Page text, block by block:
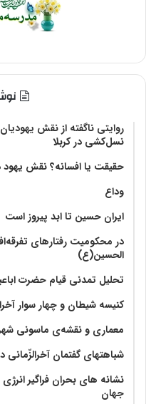
روایتی ناگفته از نقش
نسل‌کشی در کربلا
حقیقت یا افسانه؟‌ نقش یهود
وداع
ایران حسین تا ابد پیروز است
در محکومیت رفتارهای
الحسین(ع)
تحلیل تمدنی قیام حضرت
کنیسه شیطان و چهار سوار
معماری و نقشه‌ی ماسونی
شباهتهای گفتمان
نشانه های بحران فراگیر
جهان